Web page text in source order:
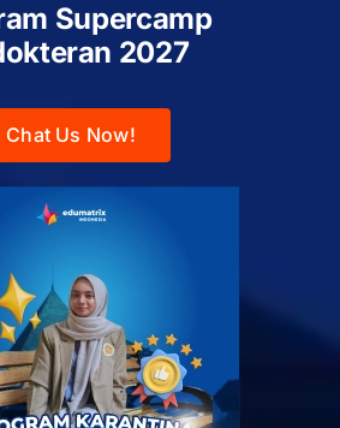
Supercamp
2027
Chat Us Now!